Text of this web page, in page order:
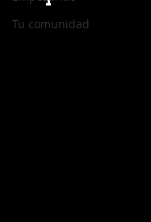
Tu comunidad